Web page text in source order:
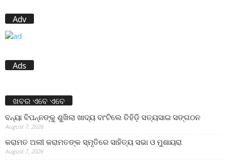
Adv
Ads
ଖବର ଏବେ ଏବେ
ବନ୍ୟା ବିପନ୍ନଙ୍କୁ ଶୁଖିଲା ଖାଦ୍ୟ ବାଂଟିଲେ ତିହିଡି଼ ସତ୍ୟସାଇ ସଙ୍ଗଠନ
August 7, 2026
କରାମତ ଅଲୀ କରାମତଙ୍କ ସ୍ମୃତିରେ ସାହିତ୍ୟ ସଭା ଓ ମୁଶାୟରା
August 7, 2026